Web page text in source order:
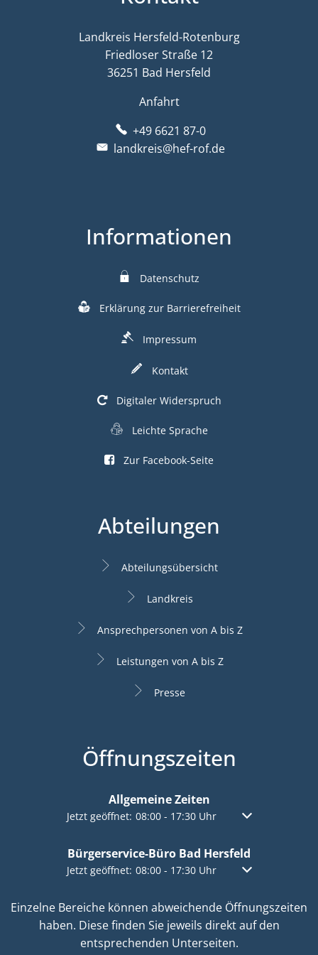
Landkreis Hersfeld-Rotenburg
Friedloser Straße 12
36251 Bad Hersfeld
Anfahrt
+49 6621 87-0
landkreis@hef-rof.de
Informationen
Datenschutz
Erklärung zur Barrierefreiheit
Impressum
Kontakt
Digitaler Widerspruch
Leichte Sprache
Zur Facebook-Seite
Abteilungen
Abteilungsübersicht
Landkreis
Ansprechpersonen von A bis Z
Leistungen von A bis Z
Presse
Öffnungszeiten
Allgemeine Zeiten
Klicken, um weitere Öffnungs- oder Schließzeiten
Jetzt geöffnet: 08:00- 17:30Uhr Von 08:00 bis
Bürgerservice-Büro Bad Hersfeld
Klicken, um weitere Öffnungs- oder Schließzeiten
Jetzt geöffnet: 08:00- 17:30Uhr Von 08:00 bis
Einzelne Bereiche können abweichende Öffnungszeiten
haben. Diese finden Sie jeweils direkt auf den
entsprechenden Unterseiten.